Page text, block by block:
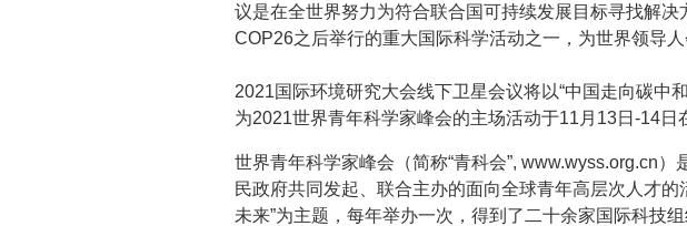
议是在全世界努力为符合联合国可持续发展目标寻找解决
COP26之后举行的重大国际科学活动之一，为世界领导人
2021国际环境研究大会线下卫星会议将以“中国走向碳中
为2021世界青年科学家峰会的主场活动于11月13日-14日
世界青年科学家峰会（简称“青科会”, www.wyss.org.cn）
民政府共同发起、联合主办的面向全球青年高层次人才的
未来”为主题，每年举办一次，得到了二十余家国际科技